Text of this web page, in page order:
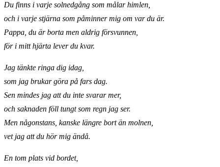
Du finns i varje solnedgång som målar himlen,
och i varje stjärna som påminner mig om var du är.
Pappa, du är borta men aldrig försvunnen,
för i mitt hjärta lever du kvar.
Jag tänkte ringa dig idag,
som jag brukar göra på fars dag.
Sen mindes jag att du inte svarar mer,
och saknaden föll tungt som regn jag ser.
Men någonstans, kanske längre bort än molnen,
vet jag att du hör mig ändå.
En tom plats vid bordet,